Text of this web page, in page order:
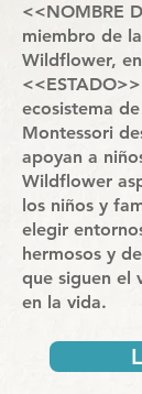
<<NOMBRE
miembro de
Wildflower,
ecosistema
Montessori
apoyan a
Wildflower
los niños y
elegir
hermosos y
que siguen el
en la vida.